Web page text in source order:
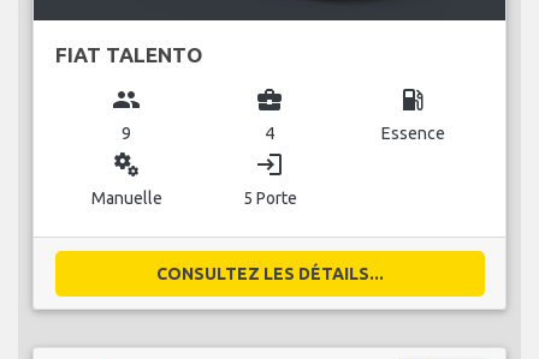
FIAT TALENTO
group
9
business_center
4
local_gas_station
Essence
miscellaneous_services
Manuelle
login
5 Porte
CONSULTEZ LES DÉTAILS...